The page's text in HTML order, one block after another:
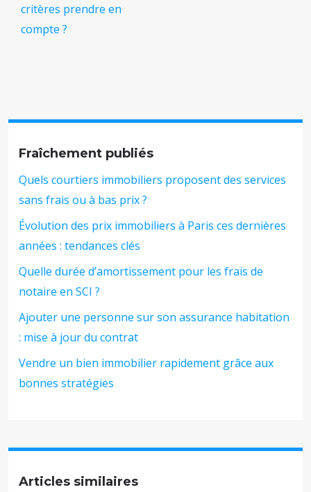
critères prendre en
compte ?
Fraîchement publiés
Quels courtiers immobiliers proposent des services
sans frais ou à bas prix ?
Évolution des prix immobiliers à Paris ces dernières
années : tendances clés
Quelle durée d’amortissement pour les frais de
notaire en SCI ?
Ajouter une personne sur son assurance habitation
: mise à jour du contrat
Vendre un bien immobilier rapidement grâce aux
bonnes stratégies
Articles similaires